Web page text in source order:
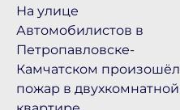
На улице
Автомобилистов в
Петропавловске-
Камчатском произошёл
пожар в двухкомнатной